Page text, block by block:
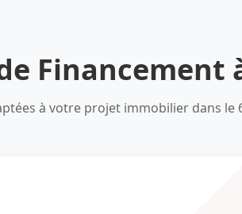
Financement
à votre projet immobilier dans le